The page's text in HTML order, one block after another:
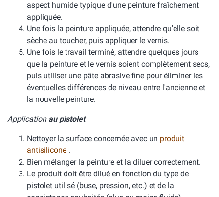
aspect humide typique d'une peinture fraîchement
appliquée.
Une fois la peinture appliquée, attendre qu'elle soit
sèche au toucher, puis appliquer le vernis.
Une fois le travail terminé, attendre quelques jours
que la peinture et le vernis soient complètement secs,
puis utiliser une pâte abrasive fine pour éliminer les
éventuelles différences de niveau entre l'ancienne et
la nouvelle peinture.
Application au pistolet
Nettoyer la surface concernée avec un produit
antisilicone .
Bien mélanger la peinture et la diluer correctement.
Le produit doit être dilué en fonction du type de
pistolet utilisé (buse, pression, etc.) et de la